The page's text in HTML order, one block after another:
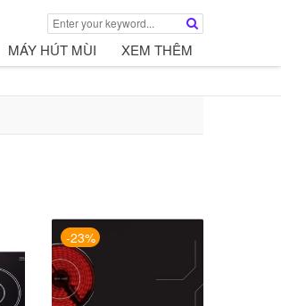
MÁY HÚT MÙI XEM THÊM
-23%